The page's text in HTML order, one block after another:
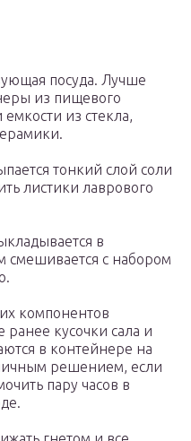
посуда. Лучше
из пищевого
из стекла,
тонкий слой соли
листики лаврового
в
смешивается с набором
компонентов
кусочки сала и
в контейнере на
решением, если
пару часов в